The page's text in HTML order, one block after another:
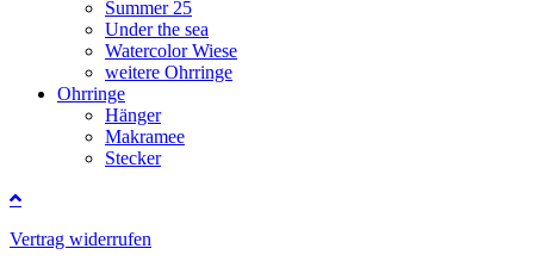
Summer 25
Under the sea
Watercolor Wiese
weitere Ohrringe
Ohrringe
Hänger
Makramee
Stecker
Vertrag widerrufen